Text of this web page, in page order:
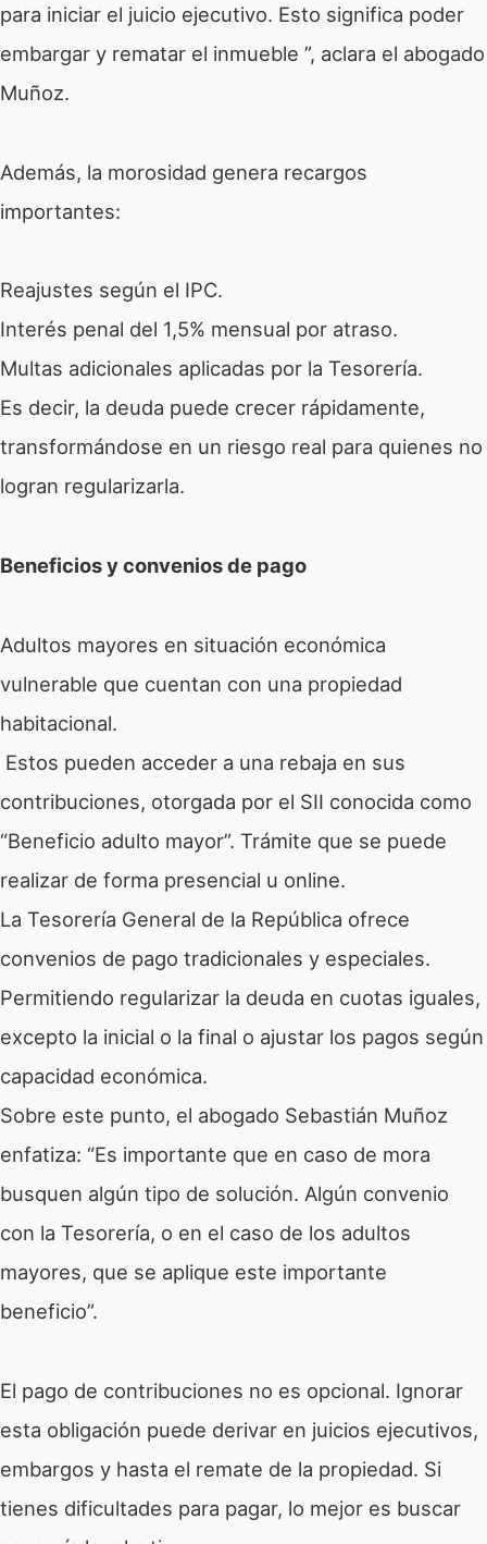
para iniciar el juicio ejecutivo. Esto significa poder
embargar y rematar el inmueble ”, aclara el abogado
Muñoz.
Además, la morosidad genera recargos
importantes:
Reajustes según el IPC.
Interés penal del 1,5% mensual por atraso.
Multas adicionales aplicadas por la Tesorería.
Es decir, la deuda puede crecer rápidamente,
transformándose en un riesgo real para quienes no
logran regularizarla.
Beneficios y convenios de pago
Adultos mayores en situación económica
vulnerable que cuentan con una propiedad
habitacional.
Estos pueden acceder a una rebaja en sus
contribuciones, otorgada por el SII conocida como
“Beneficio adulto mayor”. Trámite que se puede
realizar de forma presencial u online.
La Tesorería General de la República ofrece
convenios de pago tradicionales y especiales.
Permitiendo regularizar la deuda en cuotas iguales,
excepto la inicial o la final o ajustar los pagos según
capacidad económica.
Sobre este punto, el abogado Sebastián Muñoz
enfatiza: “Es importante que en caso de mora
busquen algún tipo de solución. Algún convenio
con la Tesorería, o en el caso de los adultos
mayores, que se aplique este importante
beneficio”.
El pago de contribuciones no es opcional. Ignorar
esta obligación puede derivar en juicios ejecutivos,
embargos y hasta el remate de la propiedad. Si
tienes dificultades para pagar, lo mejor es buscar